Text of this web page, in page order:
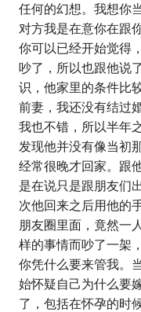
任何的幻想。我想你
对方我是在意你在跟
你可以已经开始觉得
吵了，所以也跟他说
识，他家里的条件比
前妻，我还没有结过
我也不错，所以半年
发现他并没有像当初
经常很晚才回家。跟
是在说只是跟朋友们
次他回来之后用他的
朋友圈里面，竟然一
样的事情而吵了一架
你凭什么要来管我。
始怀疑自己为什么要
了，包括在怀孕的时